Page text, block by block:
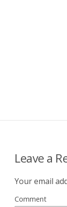
Leave a
Your email
Comment